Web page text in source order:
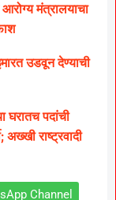
मंत्रालयाचा
उडवून देण्याची
घरातच पदांची
अख्खी राष्ट्रवादी
Channel